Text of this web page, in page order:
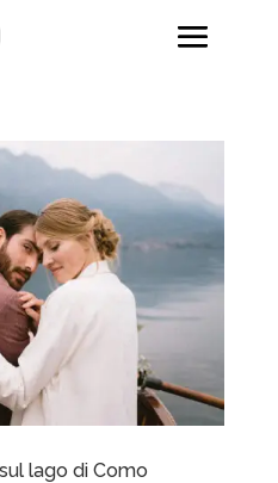
lago di Como